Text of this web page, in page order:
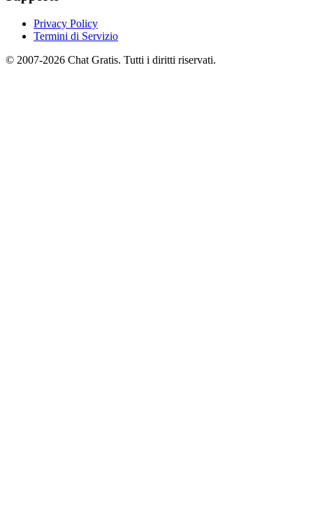
Privacy Policy
Termini di Servizio
© 2007-2026 Chat Gratis. Tutti i diritti riservati.